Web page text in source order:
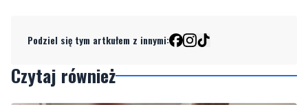
Podziel się tym artkułem z innymi:
Czytaj również